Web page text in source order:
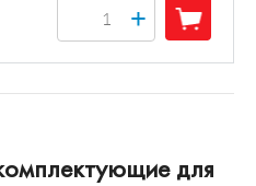
+
для